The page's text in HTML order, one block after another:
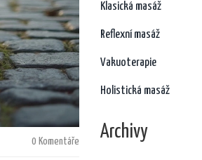
0 Komentáře
Klasická masáž
Reflexní masáž
Vakuoterapie
Holistická masáž
Archivy